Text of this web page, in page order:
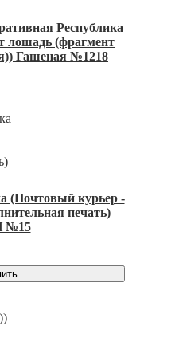
Республика
лошадь (фрагмент
Гашеная №1218
(Почтовый курьер -
печать)
№15